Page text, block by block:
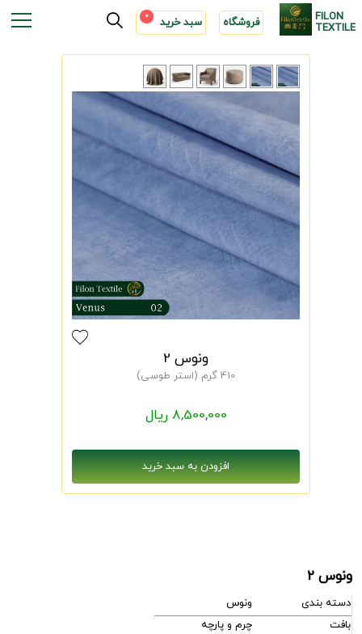
FILON
TEXTILE فروشگاه سبد خرید 0
ونوس 2
410 گرم (استر طوسی)
8,500,000 ریال
ونوس 2
دسته بندی
ونوس
بافت
چرم و پارچه